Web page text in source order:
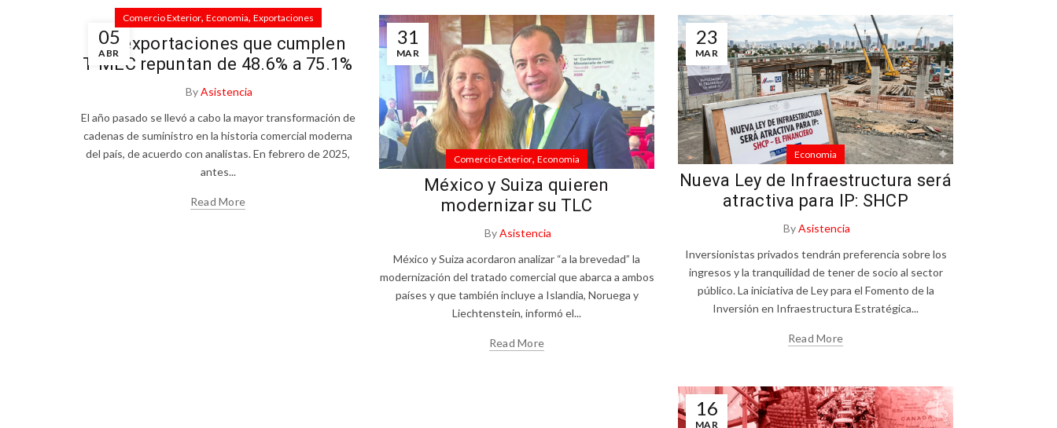
05
ABR
Comercio Exterior, Economia, Exportaciones
Las exportaciones que cumplen
T-MEC repuntan de 48.6% a 75.1%
ByAsistencia
El año pasado se llevó a cabo la mayor transformación de
cadenas de suministro en la historia comercial moderna
del país, de acuerdo con analistas. En febrero de 2025,
antes...
Read More
31
MAR
Comercio Exterior, Economia
México y Suiza quieren
modernizar su TLC
ByAsistencia
México y Suiza acordaron analizar “a la brevedad” la
modernización del tratado comercial que abarca a ambos
países y que también incluye a Islandia, Noruega y
Liechtenstein, informó el...
Read More
23
MAR
Economia
Nueva Ley de Infraestructura será
atractiva para IP: SHCP
ByAsistencia
Inversionistas privados tendrán preferencia sobre los
ingresos y la tranquilidad de tener de socio al sector
público. La iniciativa de Ley para el Fomento de la
Inversión en Infraestructura Estratégica...
Read More
16
MAR